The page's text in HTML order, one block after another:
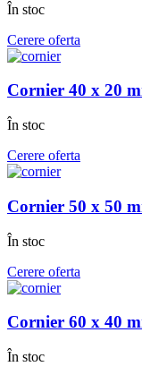
În stoc
Cerere oferta
Cornier 40 x 20
În stoc
Cerere oferta
Cornier 50 x 50
În stoc
Cerere oferta
Cornier 60 x 40
În stoc